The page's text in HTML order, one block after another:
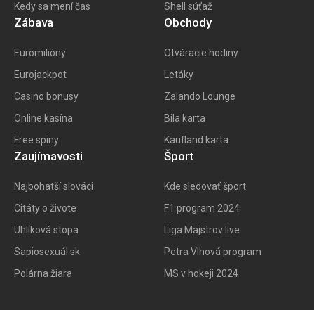
Kedy sa mení čas
Shell súťaž
Zábava
Euromilióny
Eurojackpot
Casino bonusy
Online kasína
Free spiny
Obchody
Otváracie hodiny
Letáky
Zalando Lounge
Bila karta
Kaufland karta
Zaujímavosti
Najbohatší slováci
Citáty o živote
Uhlíková stopa
Sapiosexuál sk
Polárna žiara
Šport
Kde sledovať šport
F1 program 2024
Liga Majstrov live
Petra Vlhová program
MS v hokeji 2024